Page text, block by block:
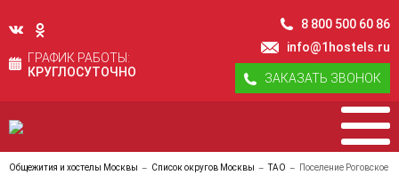
ГРАФИК РАБОТЫ:
КРУГЛОСУТОЧНО
8 800 500 60 86
info@1hostels.ru
ЗАКАЗАТЬ ЗВОНОК
Общежития и хостелы Москвы Список округов Москвы ТАО Поселение Роговское